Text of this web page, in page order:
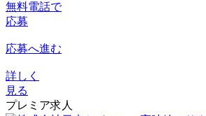
無料電話で
応募
応募へ進む
詳しく
見る
プレミア求人